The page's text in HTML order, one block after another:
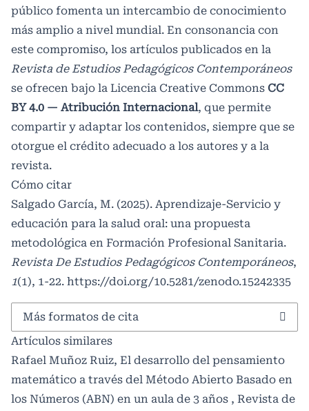
público fomenta un intercambio de conocimiento
más amplio a nivel mundial. En consonancia con
este compromiso, los artículos publicados en la
Revista de Estudios Pedagógicos Contemporáneos
se ofrecen bajo la Licencia Creative Commons CC
BY 4.0 — Atribución Internacional, que permite
compartir y adaptar los contenidos, siempre que se
otorgue el crédito adecuado a los autores y a la
revista.
Cómo citar
Salgado García, M. (2025). Aprendizaje-Servicio y
educación para la salud oral: una propuesta
metodológica en Formación Profesional Sanitaria.
Revista De Estudios Pedagógicos Contemporáneos,
1(1), 1-22. https://doi.org/10.5281/zenodo.15242335
Más formatos de cita
Artículos similares
Rafael Muñoz Ruiz, El desarrollo del pensamiento
matemático a través del Método Abierto Basado en
los Números (ABN) en un aula de 3 años , Revista de